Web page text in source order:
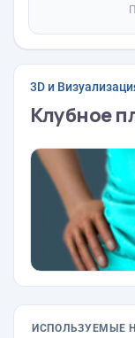
3D и
Клубное
ИСПОЛЬЗУЕМЫЕ